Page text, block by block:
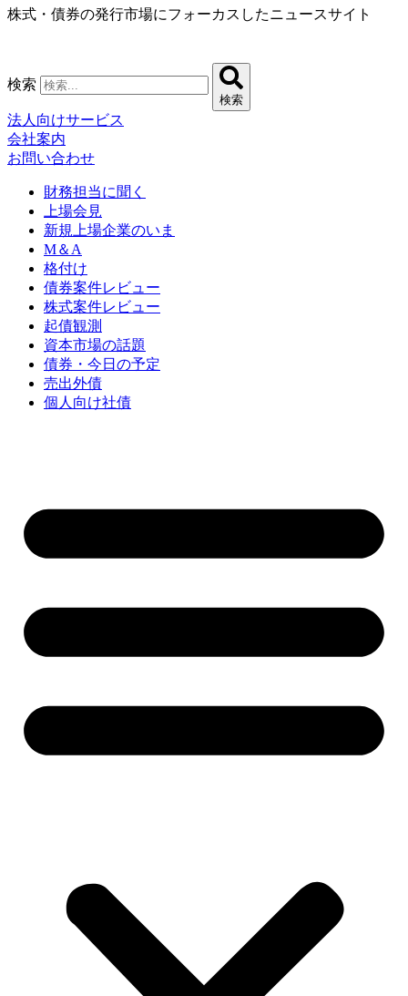
コ
ツ
に
ス
キ
ッ
株式・債券の発行市場にフォーカスしたニュースサイト
検索
検索
法人向けサービス
会社案内
お問い合わせ
財務担当に聞く
上場会見
新規上場企業のいま
M＆A
格付け
債券案件レビュー
株式案件レビュー
起債観測
資本市場の話題
債券・今日の予定
売出外債
個人向け社債